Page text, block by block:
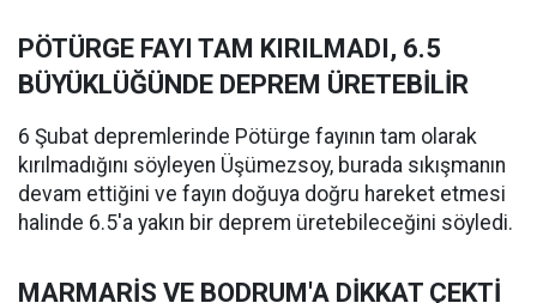
PÖTÜRGE FAYI TAM KIRILMADI, 6.5
BÜYÜKLÜĞÜNDE DEPREM ÜRETEBİLİR
6 Şubat depremlerinde Pötürge fayının tam olarak
kırılmadığını söyleyen Üşümezsoy, burada sıkışmanın
devam ettiğini ve fayın doğuya doğru hareket etmesi
halinde 6.5'a yakın bir deprem üretebileceğini söyledi.
MARMARİS VE BODRUM'A DİKKAT ÇEKTİ